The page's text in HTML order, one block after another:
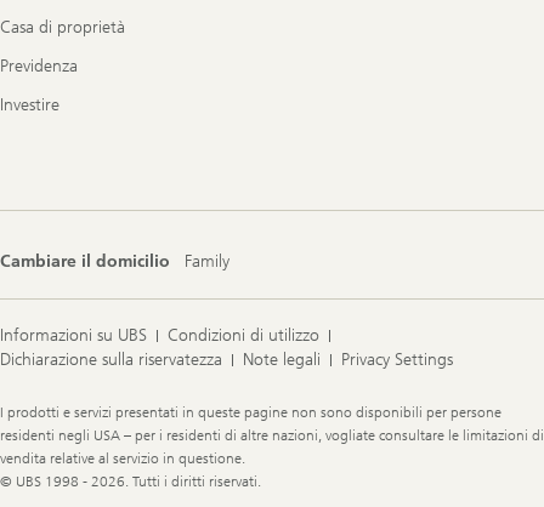
Casa di proprietà
Previdenza
Investire
Cambiare il domicilio Family
Informazioni su UBS
Condizioni di utilizzo
Dichiarazione sulla riservatezza
Note legali Privacy Settings
Legal
Information
I prodotti e servizi presentati in queste pagine non sono disponibili per persone
residenti negli USA – per i residenti di altre nazioni, vogliate consultare le limitazioni di
vendita relative al servizio in questione.
© UBS 1998 - 2026. Tutti i diritti riservati.